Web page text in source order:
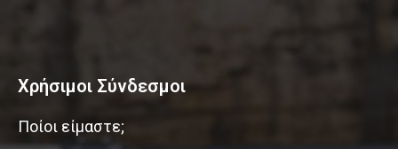
Χρήσιμοι Σύνδεσμοι
Ποίοι είμαστε;